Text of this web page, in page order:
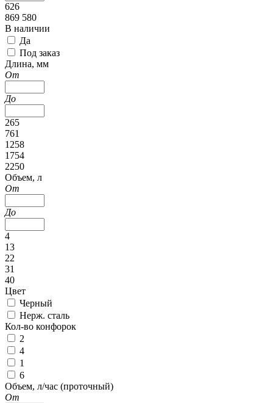
626
869 580
В наличии
Да
Под заказ
Длина, мм
От
До
265
761
1258
1754
2250
Объем, л
От
До
4
13
22
31
40
Цвет
Черный
Нерж. сталь
Кол-во конфорок
2
4
1
6
Объем, л/час (проточный)
От